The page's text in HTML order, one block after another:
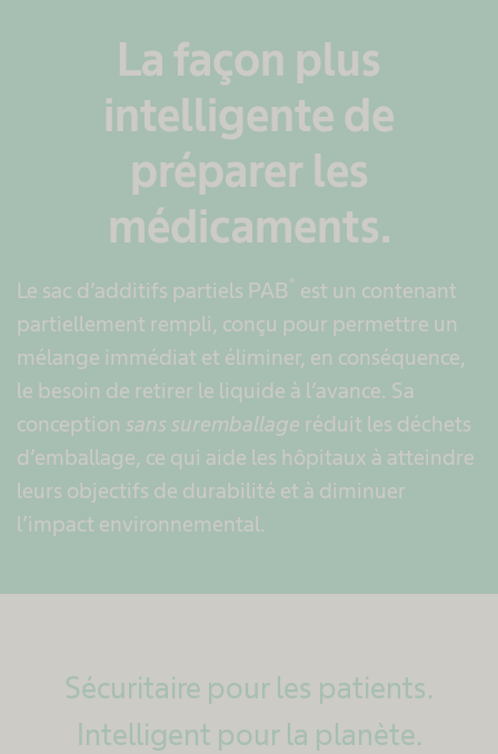
La façon plus
intelligente de
préparer les
médicaments.
Le sac d’additifs partiels PAB ® est un contenant
partiellement rempli, conçu pour permettre un
mélange immédiat et éliminer, en conséquence,
le besoin de retirer le liquide à l’avance. Sa
conception sans suremballage réduit les déchets
d’emballage, ce qui aide les hôpitaux à atteindre
leurs objectifs de durabilité et à diminuer
l’impact environnemental.
Sécuritaire pour les patients.
Intelligent pour la planète.